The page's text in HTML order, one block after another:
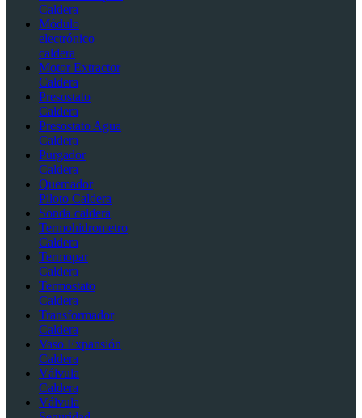
Caldera
Módulo
electrónico
caldera
Motor Extractor
Caldera
Presostato
Caldera
Presostato Agua
Caldera
Purgador
Caldera
Quemador
Piloto Caldera
Sonda caldera
Termohidrometro
Caldera
Termopar
Caldera
Termostato
Caldera
Transformador
Caldera
Vaso Expansión
Caldera
Válvula
Caldera
Válvula